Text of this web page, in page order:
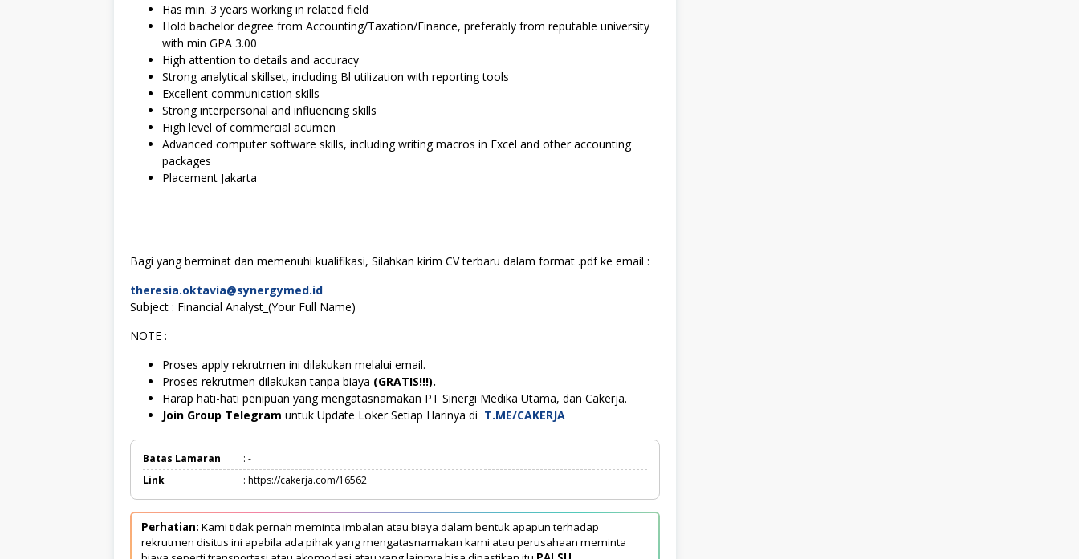
Has min. 3 years working in related field
Hold bachelor degree from Accounting/Taxation/Finance, preferably from reputable university
with min GPA 3.00
High attention to details and accuracy
Strong analytical skillset, including Bl utilization with reporting tools
Excellent communication skills
Strong interpersonal and influencing skills
High level of commercial acumen
Advanced computer software skills, including writing macros in Excel and other accounting
packages
Placement Jakarta
Bagi yang berminat dan memenuhi kualifikasi, Silahkan kirim CV terbaru dalam format .pdf ke email :
theresia.oktavia@synergymed.id
Subject : Financial Analyst_(Your Full Name)
NOTE :
Proses apply rekrutmen ini dilakukan melalui email.
Proses rekrutmen dilakukan tanpa biaya (GRATIS!!!).
Harap hati-hati penipuan yang mengatasnamakan PT Sinergi Medika Utama, dan Cakerja.
Join Group Telegram untuk Update Loker Setiap Harinya di T.ME/CAKERJA
Batas Lamaran
: -
Link
: https://cakerja.com/16562
Perhatian: Kami tidak pernah meminta imbalan atau biaya dalam bentuk apapun terhadap
rekrutmen disitus ini apabila ada pihak yang mengatasnamakan kami atau perusahaan meminta